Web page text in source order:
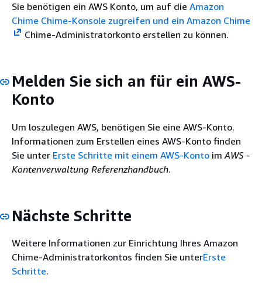
Sie benötigen ein AWS Konto, um auf die Amazon
Chime Chime-Konsole zugreifen und ein Amazon Chime
Chime-Administratorkonto erstellen zu können.
Melden Sie sich an für ein AWS-
Konto
Um loszulegen AWS, benötigen Sie eine AWS-Konto.
Informationen zum Erstellen eines AWS-Konto finden
Sie unter Erste Schritte mit einem AWS-Konto im AWS -
Kontenverwaltung Referenzhandbuch.
Nächste Schritte
Weitere Informationen zur Einrichtung Ihres Amazon
Chime-Administratorkontos finden Sie unterErste
Schritte.